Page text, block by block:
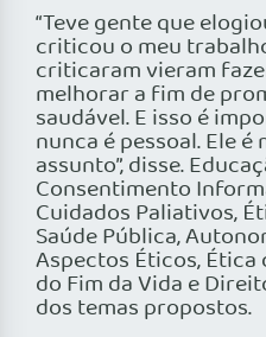
“Teve gente que
criticou o meu
criticaram vieram
melhorar a fim de
saudável. E isso é
nunca é pessoal. Ele
assunto”, disse.
Consentimento
Cuidados Paliativos,
Saúde Pública,
Aspectos Éticos,
do Fim da Vida e
dos temas propostos.